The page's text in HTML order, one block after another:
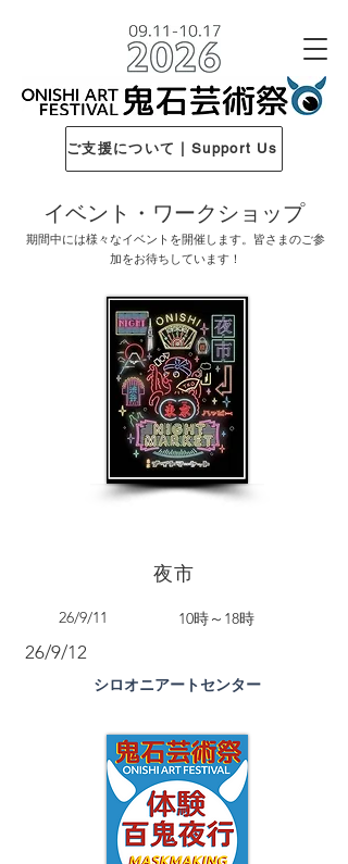
ご支援について | Support Us
イベント・ワークショップ
期間中には様々なイベントを開催します。皆さまのご参
加をお待ちしています！
夜市
26/9/11 10時～18時
26/9/12
シロオニアートセンター